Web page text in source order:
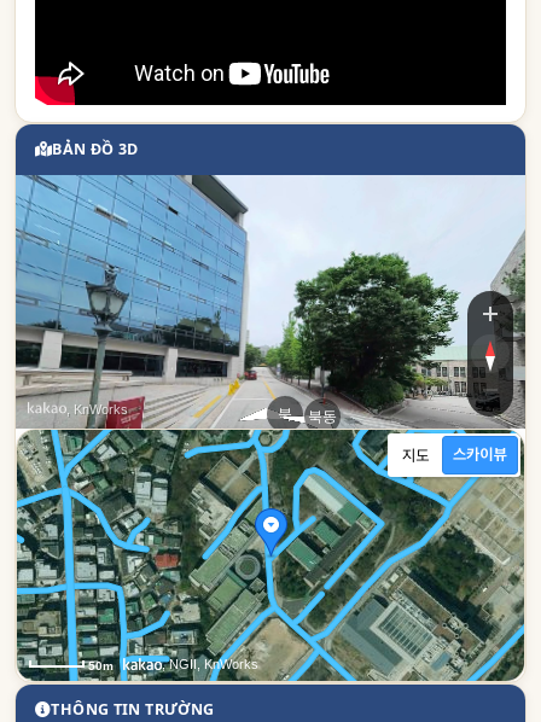
BẢN ĐỒ 3D
북
남
북동
, KnWorks
50m , NGII, KnWorks
THÔNG TIN TRƯỜNG